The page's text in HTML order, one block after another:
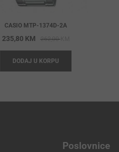
CASIO MTP-1374D-2A
262,00KM
price
262,00 KM.
235,80 KM
price
235,80 KM.
DODAJ U KORPU
Poslovnice